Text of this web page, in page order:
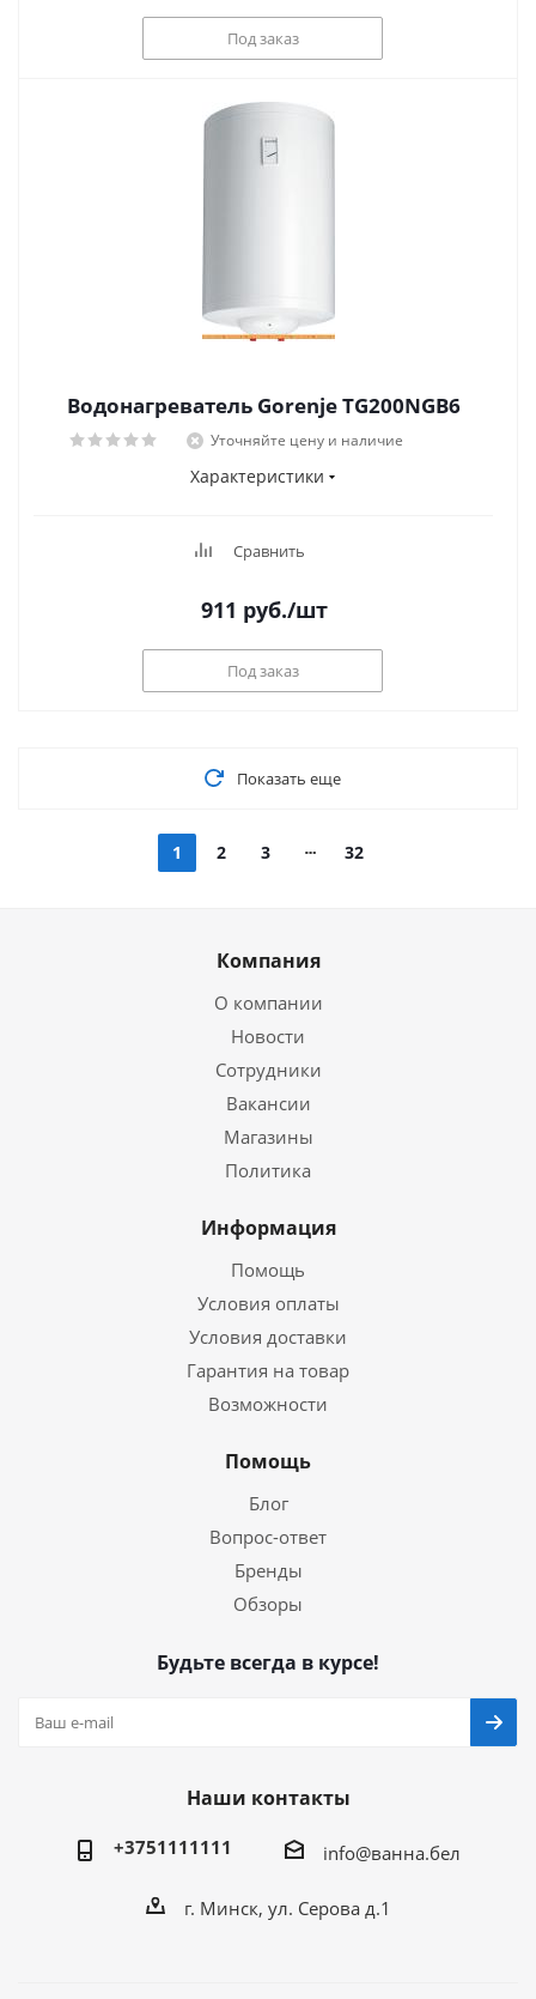
Под заказ
Водонагреватель Gorenje TG200NGB6
Уточняйте цену и наличие
Характеристики
Сравнить
911 руб./шт
Под заказ
Показать еще
1 2 3 32
Компания
О компании
Новости
Сотрудники
Вакансии
Магазины
Политика
Информация
Помощь
Условия оплаты
Условия доставки
Гарантия на товар
Возможности
Помощь
Блог
Вопрос-ответ
Бренды
Обзоры
Будьте всегда в курсе!
Наши контакты
+3751111111 info@ванна.бел
г. Минск, ул. Серова д.1